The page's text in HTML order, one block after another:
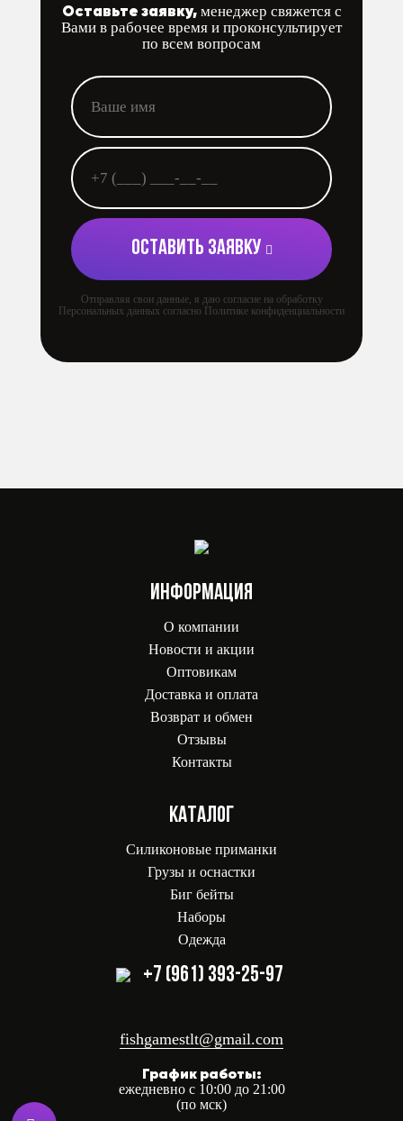
Оставьте заявку,менеджер свяжется с
Вами в рабочее время и проконсультирует
по всем вопросам
ОСТАВИТЬ ЗАЯВКУ
Отправляя свои данные, я даю согласие на обработку
Персональных данных согласно Политике конфиденциальности
ИНФОРМАЦИЯ
О компании
Новости и акции
Оптовикам
Доставка и оплата
Возврат и обмен
Отзывы
Контакты
КАТАЛОГ
Силиконовые приманки
Грузы и оснастки
Биг бейты
Наборы
Одежда
+7 (961) 393-25-97
fishgamestlt@gmail.com
График работы:
ежедневно с 10:00 до 21:00
(по мск)